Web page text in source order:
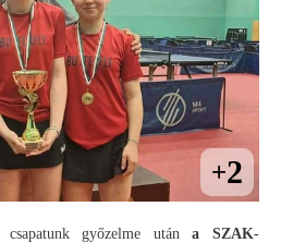
győzelme utána SZAK-
+2